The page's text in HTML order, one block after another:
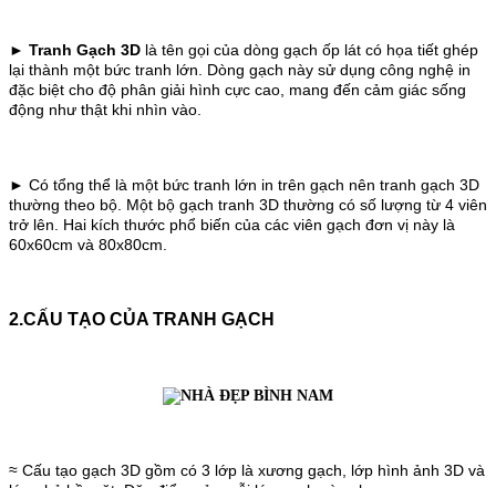
► Tranh Gạch 3D là tên gọi của dòng gạch ốp lát có họa tiết ghép
lại thành một bức tranh lớn. Dòng gạch này sử dụng công nghệ in
đặc biệt cho độ phân giải hình cực cao, mang đến cảm giác sống
động như thật khi nhìn vào.
► Có tổng thể là một bức tranh lớn in trên gạch nên tranh gạch 3D
thường theo bộ. Một bộ gạch tranh 3D thường có số lượng từ 4 viên
trở lên. Hai kích thước phổ biến của các viên gạch đơn vị này là
60x60cm và 80x80cm.
2.CẤU TẠO CỦA TRANH GẠCH
≈ Cấu tạo gạch 3D gồm có 3 lớp là xương gạch, lớp hình ảnh 3D và